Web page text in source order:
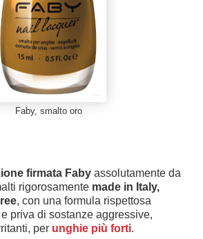
Faby, smalto oro
firmata Faby assolutamente da
rigorosamente made in Italy,
, con una formula rispettosa
priva di sostanze aggressive,
per unghie più forti.